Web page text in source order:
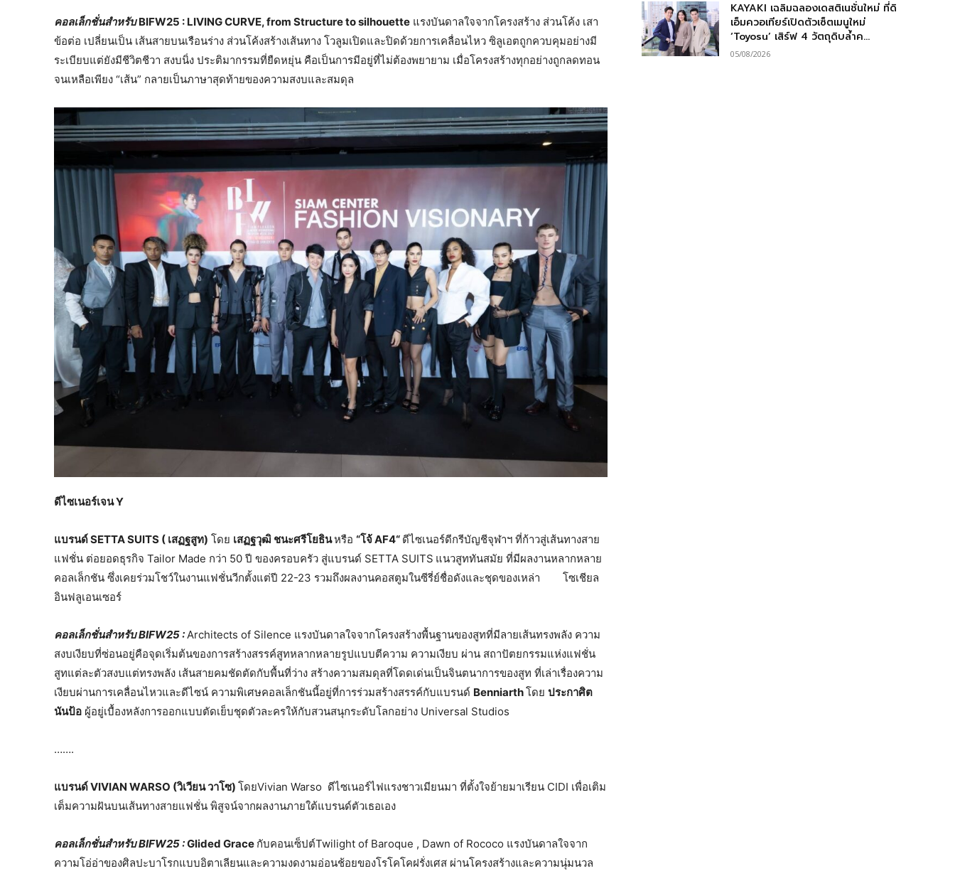
คอลเล็กชั่นสำหรับBIFW25 : LIVING CURVE, from Structure to silhouette แรงบันดาลใจจากโครงสร้าง ส่วนโค้ง เสา
ข้อต่อ เปลี่ยนเป็น เส้นสายบนเรือนร่าง ส่วนโค้งสร้างเส้นทาง โวลูมเปิดและปิดด้วยการเคลื่อนไหว ซิลูเอตถูกควบคุมอย่างมี
ระเบียบแต่ยังมีชีวิตชีวา สงบนิ่ง ประติมากรรมที่ยืดหยุ่น คือเป็นการมีอยู่ที่ไม่ต้องพยายาม เมื่อโครงสร้างทุกอย่างถูกลดทอน
จนเหลือเพียง “เส้น” กลายเป็นภาษาสุดท้ายของความสงบและสมดุล
ดีไซเนอร์เจนY
แบรนด์SETTA SUITS ( เสฏฐสูท) โดย เสฏฐวุฒิ ชนะศรีโยธินหรือ “โจ้AF4“ ดีไซเนอร์ดีกรีบัญชีจุฬาฯ ที่ก้าวสู่เส้นทางสาย
แฟชั่น ต่อยอดธุรกิจ Tailor Made กว่า 50 ปี ของครอบครัว สู่แบรนด์ SETTA SUITS แนวสูททันสมัย ที่มีผลงานหลากหลาย
คอลเล็กชัน ซึ่งเคยร่วมโชว์ในงานแฟชั่นวีกตั้งแต่ปี 22-23 รวมถึงผลงานคอสตูมในซีรี่ย์ชื่อดังและชุดของเหล่า โซเชียล
อินฟลูเอนเซอร์
คอลเล็กชั่นสำหรับ BIFW25 : Architects of Silence แรงบันดาลใจจากโครงสร้างพื้นฐานของสูทที่มีลายเส้นทรงพลัง ความ
สงบเงียบที่ซ่อนอยู่คือจุดเริ่มต้นของการสร้างสรรค์สูทหลากหลายรูปแบบตีความ ความเงียบ ผ่าน สถาปัตยกรรมแห่งแฟชั่น
สูทแต่ละตัวสงบแต่ทรงพลัง เส้นสายคมชัดตัดกับพื้นที่ว่าง สร้างความสมดุลที่โดดเด่นเป็นจินตนาการของสูท ที่เล่าเรื่องความ
เงียบผ่านการเคลื่อนไหวและดีไซน์ ความพิเศษคอลเล็กชันนี้อยู่ที่การร่วมสร้างสรรค์กับแบรนด์ Benniarthโดย ประกาศิต
นันป้อ ผู้อยู่เบื้องหลังการออกแบบตัดเย็บชุดตัวละครให้กับสวนสนุกระดับโลกอย่าง Universal Studios
…….
แบรนด์VIVIAN WARSO (วิเวียน วาโซ) โดยVivian Warso ดีไซเนอร์ไฟแรงชาวเมียนมา ที่ตั้งใจย้ายมาเรียน CIDI เพื่อเติม
เต็มความฝันบนเส้นทางสายแฟชั่น พิสูจน์จากผลงานภายใต้แบรนด์ตัวเธอเอง
คอลเล็กชั่นสำหรับ BIFW25 :Glided Grace กับคอนเซ็ปต์Twilight of Baroque , Dawn of Rococo แรงบันดาลใจจาก
ความโอ่อ่าของศิลปะบาโรกแบบอิตาเลียนและความงดงามอ่อนช้อยของโรโคโคฝรั่งเศส ผ่านโครงสร้างและความนุ่มนวล
KAYAKI เฉลิมฉลองเดสติเนชั่นใหม่ ที่ดิ
เอ็มควอเทียร์เปิดตัวเซ็ตเมนูใหม่
‘Toyosu’ เสิร์ฟ 4 วัตถุดิบล้ำค...
05/08/2026